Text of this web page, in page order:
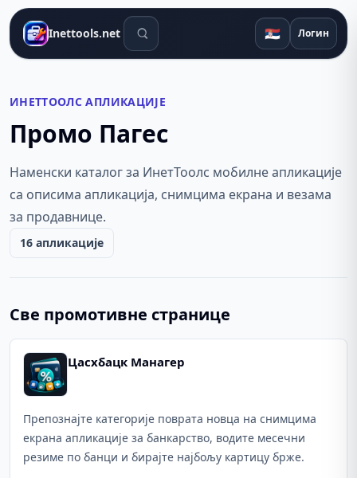
Inettools.net Алати за претрагу 🇷🇸 Логин
ИНЕТТООЛС АПЛИКАЦИЈЕ
Промо Пагес
Наменски каталог за ИнетТоолс мобилне апликације
са описима апликација, снимцима екрана и везама
за продавнице.
16 апликације
Све промотивне странице
Цасхбацк Манагер
Препознајте категорије поврата новца на снимцима
екрана апликације за банкарство, водите месечни
резиме по банци и бирајте најбољу картицу брже.